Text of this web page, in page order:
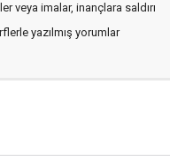
veya imalar, inançlara saldırı
yazılmış yorumlar